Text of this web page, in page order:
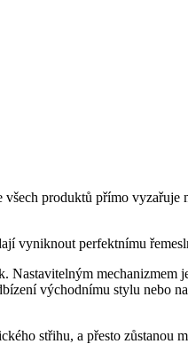
produktů přímo vyzařuje
vyniknout perfektnímu
mechanizmem
východnímu stylu nebo
střihu, a přesto zůstanou